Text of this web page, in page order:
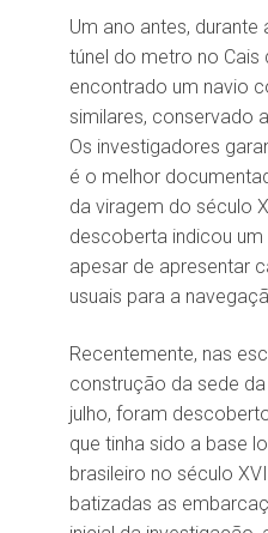
Um ano antes,
túnel do metro no Cais
encontrado um navio
similares, conservado
Os investigadores
é o melhor
da viragem do século
descoberta indicou
apesar de apresentar
usuais para a
Recentemente, nas
construção da sede da
julho, foram
que tinha sido a base
brasileiro no século
batizadas as